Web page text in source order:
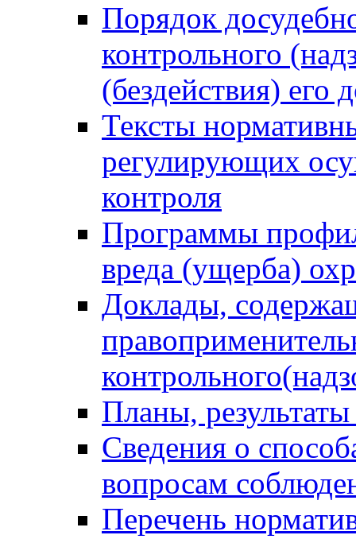
Порядок
контрольного
(бездействия)
Тексты
регулирующих
контроля
Программы
вреда (ущерба)
Доклады,
Планы,
Сведения о
вопросам
Перечень